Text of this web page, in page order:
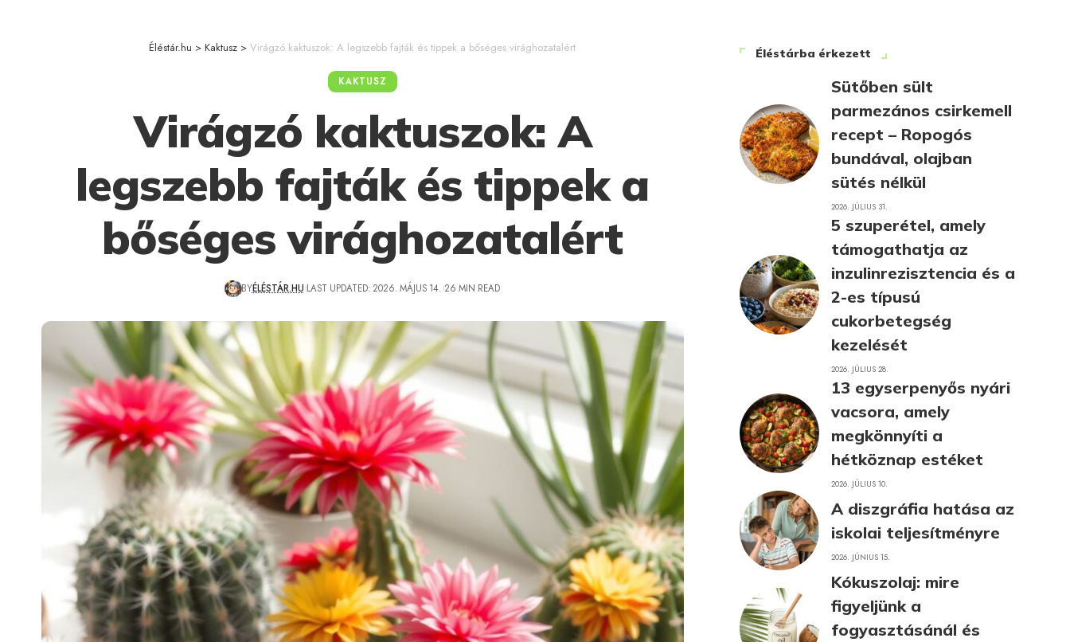
Éléstár.hu > Kaktusz >Virágzó kaktuszok: A legszebb fajták és tippek a bőséges virághozatalért
KAKTUSZ
Virágzó kaktuszok: A
legszebb fajták és tippek a
bőséges virághozatalért
BYÉLÉSTÁR.HU LAST UPDATED: 2026. MÁJUS 14. 26 MIN READ
Éléstárba érkezett
Sütőben sült
parmezános csirkemell
recept – Ropogós
bundával, olajban
sütés nélkül
2026. JÚLIUS 31.
5 szuperétel, amely
támogathatja az
inzulinrezisztencia és a
2-es típusú
cukorbetegség
kezelését
2026. JÚLIUS 28.
13 egyserpenyős nyári
vacsora, amely
megkönnyíti a
hétköznap estéket
2026. JÚLIUS 10.
A diszgráfia hatása az
iskolai teljesítményre
2026. JÚNIUS 15.
Kókuszolaj: mire
figyeljünk a
fogyasztásánál és